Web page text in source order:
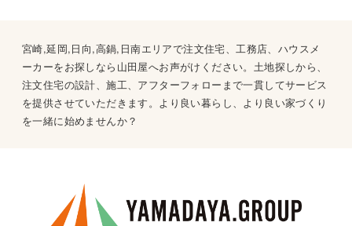
宮崎,延岡,日向,高鍋,日南エリアで注文住宅、工務店、ハウスメ
ーカーをお探しなら山田屋へお声がけください。土地探しから、
注文住宅の設計、施工、アフターフォローまで一貫してサービス
を提供させていただきます。より良い暮らし、より良い家づくり
を一緒に始めませんか？